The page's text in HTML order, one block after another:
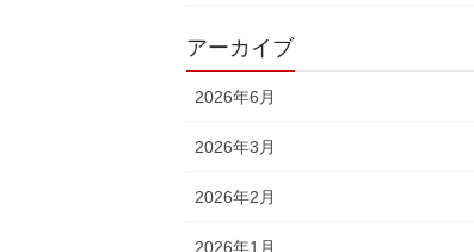
アーカイブ
2026年6月
2026年3月
2026年2月
2026年1月